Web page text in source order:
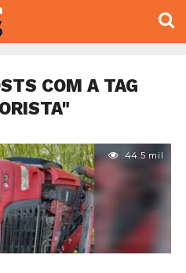
COM A TAG
44.5 mil